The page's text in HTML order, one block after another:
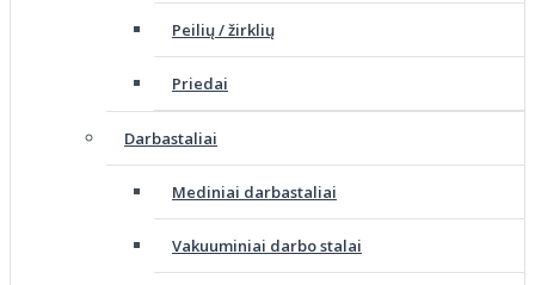
Peilių / žirklių
Priedai
Darbastaliai
Mediniai darbastaliai
Vakuuminiai darbo stalai